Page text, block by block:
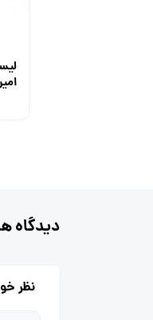
امیر
دیدگاه
نظر